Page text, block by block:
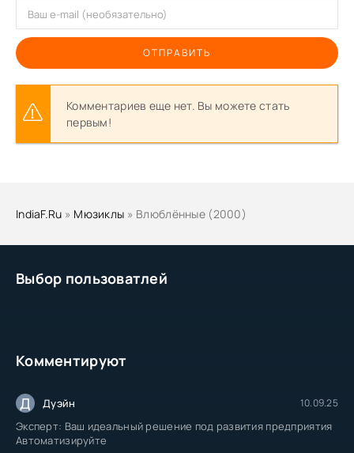
Выбор пользоватлей
Комментируют
Д Дуэйн 10.09.25
Эксперт: Ваш идеальный решение под развития предприятия
Автоматизируйте
ОТПРАВИТЬ
Комментариев еще нет. Вы можете стать
первым!
IndiaF.Ru » Мюзиклы » Влюблённые (2000)